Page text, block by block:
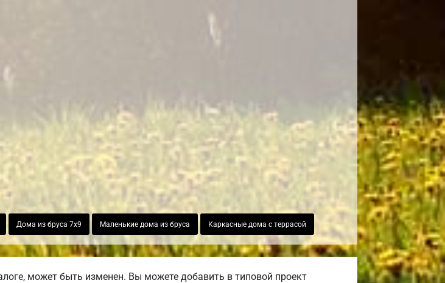
Дома из бруса 7х9 Маленькие дома из бруса Каркасные дома с террасой
может быть изменен. Вы можете добавить в типовой проект